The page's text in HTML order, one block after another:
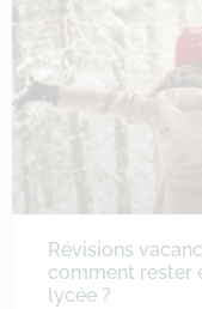
Révisions
comment rester
lycée ?